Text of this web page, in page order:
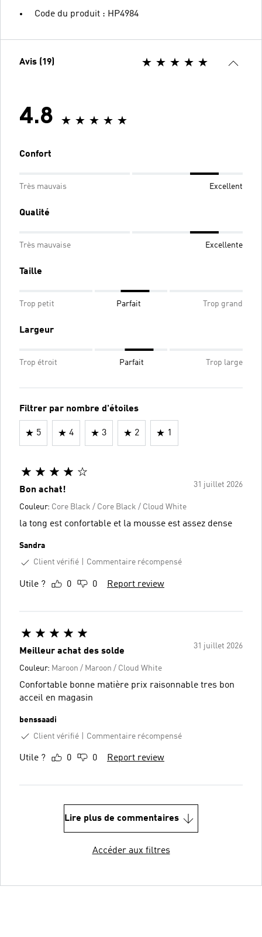
Code du produit : HP4984
Avis (19)
4.8
Confort
Très mauvais Excellent
Qualité
Très mauvaise Excellente
Taille
Trop petit Parfait Trop grand
Largeur
Trop étroit Parfait Trop large
Filtrer par nombre d'étoiles
5 4 3 2 1
31 juillet 2026
Bon achat!
Couleur: Core Black / Core Black / Cloud White
la tong est confortable et la mousse est assez dense
Sandra
Client vérifié
Commentaire récompensé
Utile ? 0 0 Report review
31 juillet 2026
Meilleur achat des solde
Couleur: Maroon / Maroon / Cloud White
Confortable bonne matière prix raisonnable tres bon
acceil en magasin
benssaadi
Client vérifié
Commentaire récompensé
Utile ? 0 0 Report review
Lire plus de commentaires
Accéder aux filtres